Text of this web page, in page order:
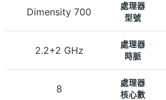
Dimensity 700
處理器
型號
2.2+2 GHz
處理器
時脈
8
處理器
核心數